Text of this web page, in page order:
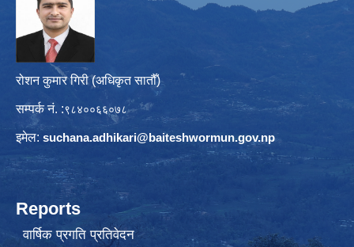
रोशन कुमार गिरी (अधिकृत सातौँ)
सम्पर्क नं. :९८४००६६०७८
इमेल: suchana.adhikari@baiteshwormun.gov.np
Reports
वार्षिक प्रगति प्रतिवेदन